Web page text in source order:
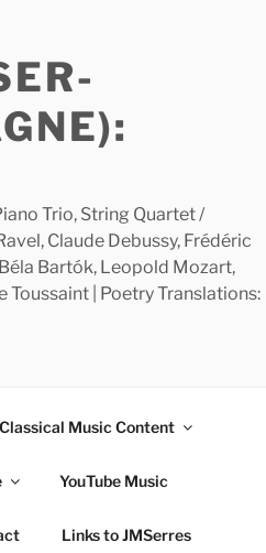
Trio, String Quartet /
Claude Debussy, Frédéric
Bartók, Leopold Mozart,
| Poetry Translations:
Classical Music Content
YouTube Music
Links to JMSerres